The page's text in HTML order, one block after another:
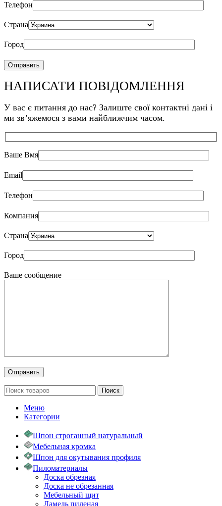
Телефон
Страна
Город
НАПИСАТИ ПОВІДОМЛЕННЯ
У вас є питання до нас? Залиште свої контактні дані і
ми звʼяжемося з вами найближчим часом.
Ваше Bмя
Email
Телефон
Компания
Страна
Город
Ваше сообщение
Поиск
Меню
Категории
Шпон строганный натуральный
Мебельная кромка
Шпон для окутывания профиля
Пиломатериалы
Доска обрезная
Доска не обрезанная
Мебельный щит
Ламель пиленая